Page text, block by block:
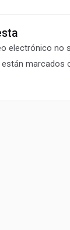
electrónico no
marcados